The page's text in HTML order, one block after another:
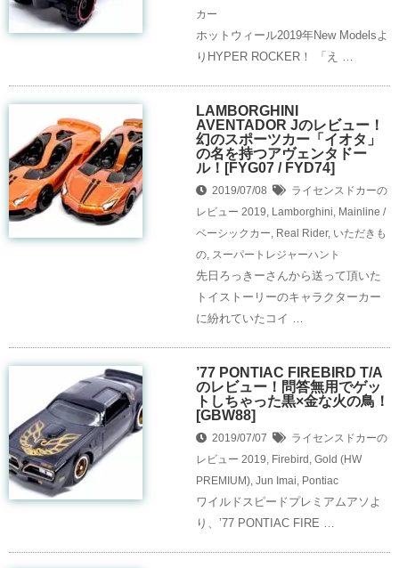
カー
ホットウィール2019年New Modelsよ
りHYPER ROCKER！ 「え …
LAMBORGHINI
AVENTADOR Jのレビュー！
幻のスポーツカー「イオタ」
の名を持つアヴェンタドー
ル！[FYG07 / FYD74]
2019/07/08
ライセンスドカーの
レビュー 2019, Lamborghini, Mainline /
ベーシックカー, Real Rider, いただきも
の, スーパートレジャーハント
先日ろっきーさんから送って頂いた
トイストーリーのキャラクターカー
に紛れていたコイ …
’77 PONTIAC FIREBIRD T/A
のレビュー！問答無用でゲッ
トしちゃった黒×金な火の鳥！
[GBW88]
2019/07/07
ライセンスドカーの
レビュー 2019, Firebird , Gold (HW
PREMIUM), Jun Imai, Pontiac
ワイルドスピードプレミアムアソよ
り、’77 PONTIAC FIRE …